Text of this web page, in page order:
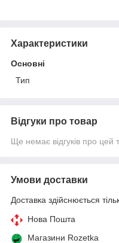
Характеристики
Основні
Тип
Відгуки про товар
Ще немає відгуків про цей
Умови доставки
Доставка здійснюється
Нова Пошта
Магазини Rozetka